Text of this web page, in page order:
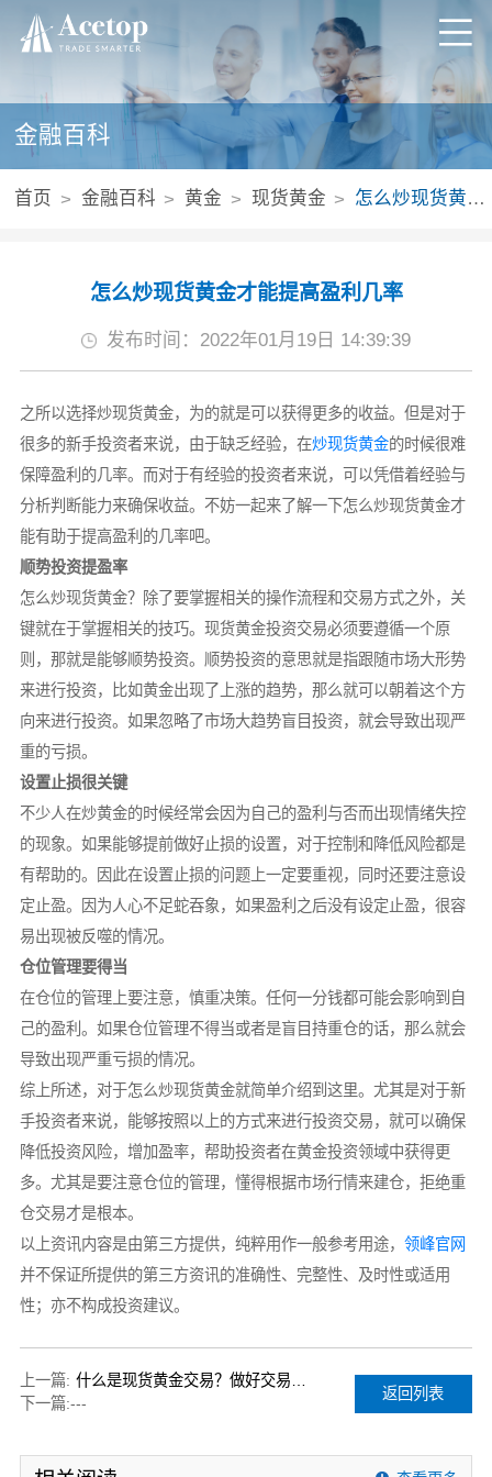
金融百科
首页 金融百科 黄金 现货黄金 怎么炒现货黄金才能提高盈利几率
怎么炒现货黄金才能提高盈利几率
发布时间：2022年01月19日 14:39:39
之所以选择炒现货黄金，为的就是可以获得更多的收益。但是对于
很多的新手投资者来说，由于缺乏经验，在炒现货黄金的时候很难
保障盈利的几率。而对于有经验的投资者来说，可以凭借着经验与
分析判断能力来确保收益。不妨一起来了解一下怎么炒现货黄金才
能有助于提高盈利的几率吧。
顺势投资提盈率
怎么炒现货黄金？除了要掌握相关的操作流程和交易方式之外，关
键就在于掌握相关的技巧。现货黄金投资交易必须要遵循一个原
则，那就是能够顺势投资。顺势投资的意思就是指跟随市场大形势
来进行投资，比如黄金出现了上涨的趋势，那么就可以朝着这个方
向来进行投资。如果忽略了市场大趋势盲目投资，就会导致出现严
重的亏损。
设置止损很关键
不少人在炒黄金的时候经常会因为自己的盈利与否而出现情绪失控
的现象。如果能够提前做好止损的设置，对于控制和降低风险都是
有帮助的。因此在设置止损的问题上一定要重视，同时还要注意设
定止盈。因为人心不足蛇吞象，如果盈利之后没有设定止盈，很容
易出现被反噬的情况。
仓位管理要得当
在仓位的管理上要注意，慎重决策。任何一分钱都可能会影响到自
己的盈利。如果仓位管理不得当或者是盲目持重仓的话，那么就会
导致出现严重亏损的情况。
综上所述，对于怎么炒现货黄金就简单介绍到这里。尤其是对于新
手投资者来说，能够按照以上的方式来进行投资交易，就可以确保
降低投资风险，增加盈率，帮助投资者在黄金投资领域中获得更
多。尤其是要注意仓位的管理，懂得根据市场行情来建仓，拒绝重
仓交易才是根本。
以上资讯内容是由第三方提供，纯粹用作一般参考用途， 领峰官网
并不保证所提供的第三方资讯的准确性、完整性、及时性或适用
性；亦不构成投资建议。
上一篇:
什么是现货黄金交易？做好交易的方法有哪些？
下一篇:---
返回列表